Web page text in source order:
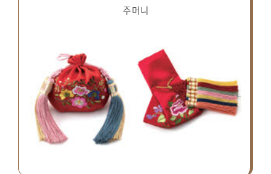
주머니